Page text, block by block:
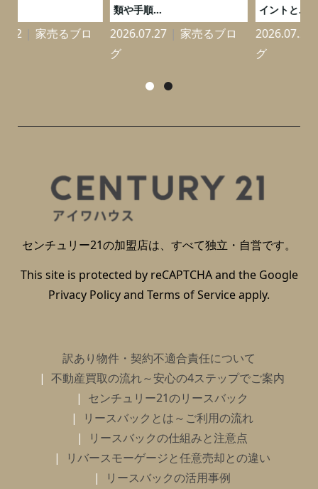
ロ 2026.07.27
家売るブロ
2026.07.27
家売るブロ
センチュリー21の加盟店は、すべて独立・自営です。
This site is protected by reCAPTCHA and the Google
Privacy Policyand Terms of Serviceapply.
訳あり物件・契約不適合責任について
不動産買取の流れ～安心の4ステップでご案内
センチュリー21のリースバック
リースバックとは～ご利用の流れ
リースバックの仕組みと注意点
リバースモーゲージと任意売却との違い
リースバックの活用事例